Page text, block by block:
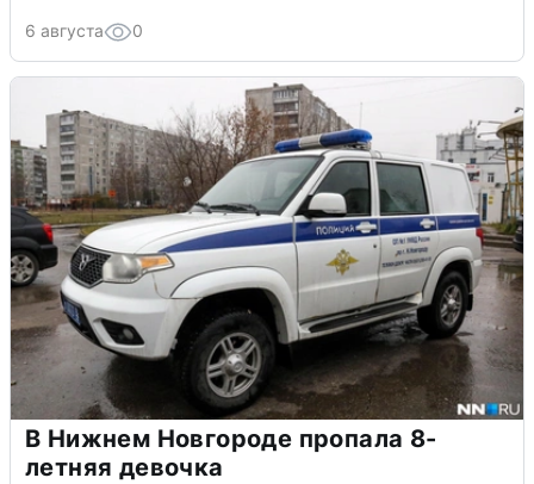
6 августа 0
В Нижнем Новгороде пропала 8-
летняя девочка